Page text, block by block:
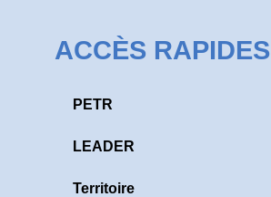
ACCÈS RAPIDES
PETR
LEADER
Territoire